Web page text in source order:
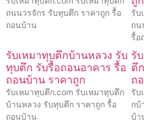
ถนนวรจักร รับทุบตึก ราคาถูก รื้อ
ถอนบ้าน
รับ
ถน
รื้อ
รับเหมาทุบตึกบ้านหลวง รับ
ทุบตึก รับรื้อถอนอาคาร รื้อ
ถอนบ้าน ราคาถูก
รับเหมาทุบตึก.com รับเหมาทุบตึก
บ้านหลวง รับทุบตึก ราคาถูก รื้อ
ถอนบ้าน
รั
ตึ
ถ
รับ
กบ้
บ้า